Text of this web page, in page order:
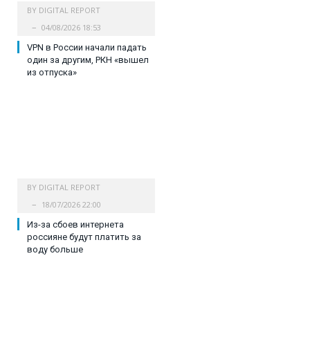
BY DIGITAL REPORT
04/08/2026 18:53
VPN в России начали падать
один за другим, РКН «вышел
из отпуска»
BY DIGITAL REPORT
18/07/2026 22:00
Из-за сбоев интернета
россияне будут платить за
воду больше